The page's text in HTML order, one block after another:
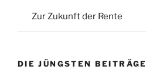
Zur Zukunft der Rente
DIE JÜNGSTEN BEITRÄGE